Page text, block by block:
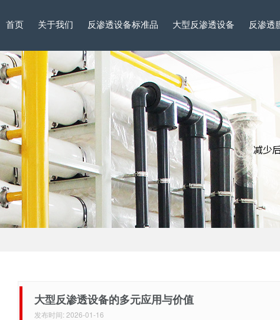
首页 关于我们 反渗透设备标准品 大型反渗透设备 反渗透
大型反渗透设备的多元应用与价值
发布时间: 2026-01-16